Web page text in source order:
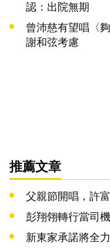
認：出院無期
曾沛慈有望唱〈
謝和弦考慮
推薦文章
父親節開唱，許
彭翔翎轉行當司
新東家承諾將全